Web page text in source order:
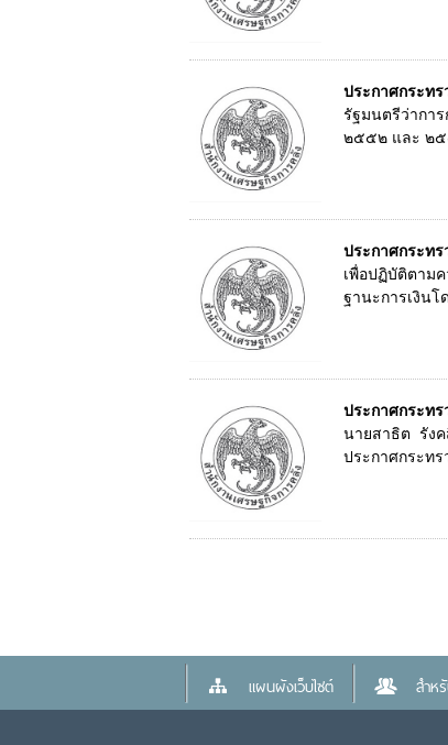
ประกาศกระทร
รัฐมนตรีว่ากา
๒๕๕๒ และ ๒๕
ประกาศกระทร
เพื่อปฏิบัติตาม
ฐานะการเงิน
ประกาศกระทร
นายสาธิต รังค
ประกาศกระทร
แผนผังเว็บไซต์ สำห